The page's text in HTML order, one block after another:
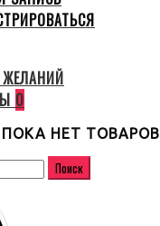
0
ПОКА НЕТ ТОВАРОВ